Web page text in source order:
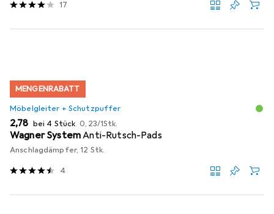
17
MENGENRABATT
Möbelgleiter + Schutzpuffer
EUR
2,78 bei 4 Stück EUR
0,23/1Stk.
Wagner SystemAnti-Rutsch-Pads
Anschlagdämpfer, 12 Stk.
4